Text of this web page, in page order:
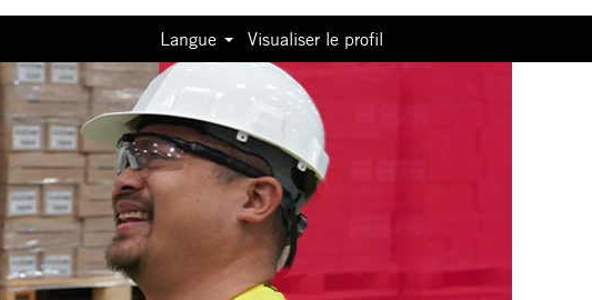
Langue Visualiser le profil